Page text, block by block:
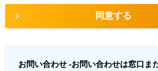
その他銀行が営むことができる業務
同意する
お問い合わせ -お問い合わせは窓口ま